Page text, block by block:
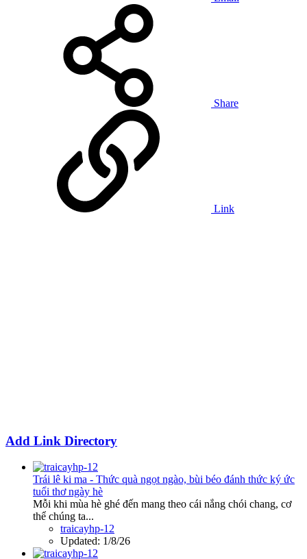
Share
Link
Add Link Directory
Trái lê ki ma - Thức quà ngọt ngào, bùi béo đánh thức ký ức
tuổi thơ ngày hè
Mỗi khi mùa hè ghé đến mang theo cái nắng chói chang, cơ
thể chúng ta...
traicayhp-12
Updated: 1/8/26